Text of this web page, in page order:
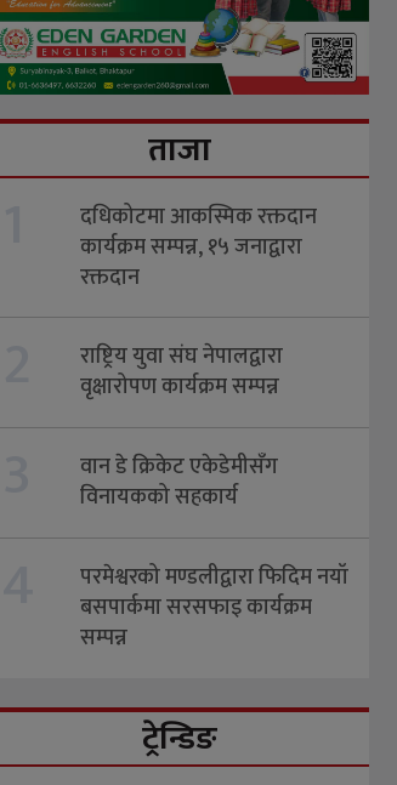
ताजा
दधिकोटमा आकस्मिक रक्तदान
कार्यक्रम सम्पन्न, १५ जनाद्वारा
रक्तदान
राष्ट्रिय युवा संघ नेपालद्वारा
वृक्षारोपण कार्यक्रम सम्पन्न
वान डे क्रिकेट एकेडेमीसँग
विनायकको सहकार्य
परमेश्वरको मण्डलीद्वारा फिदिम नयाँ
बसपार्कमा सरसफाइ कार्यक्रम
सम्पन्न
ट्रेन्डिङ